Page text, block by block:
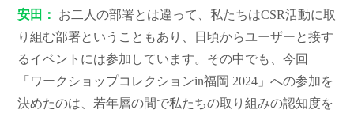
安田：
お二人の部署とは違って、私たちはCSR活動に取
り組む部署ということもあり、日頃からユーザーと接す
るイベントには参加しています。その中でも、今回
「ワークショップコレクションin福岡 2024」への参加を
決めたのは、若年層の間で私たちの取り組みの認知度を